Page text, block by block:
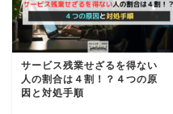
サービス残業せざるを得ない
人の割合は４割！？４つの原
因と対処手順